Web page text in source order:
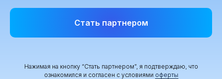
Стать партнером
Нажимая на кнопку “Стать партнером”, я подтверждаю, что
ознакомился и согласен с условиями оферты